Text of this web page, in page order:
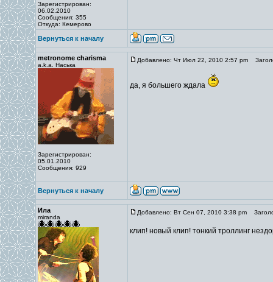
Зарегистрирован:
06.02.2010
Сообщения: 355
Откуда: Кемерово
Вернуться к началу
metronome charisma
a.k.a. Наська
Зарегистрирован:
05.01.2010
Сообщения: 929
Добавлено: Чт Июл 22, 2010 2:57 pm
да, я большего ждала
Вернуться к началу
Ила
miranda
Добавлено: Вт Сен 07, 2010 3:38 pm
клип! новый клип! тонкий троллинг